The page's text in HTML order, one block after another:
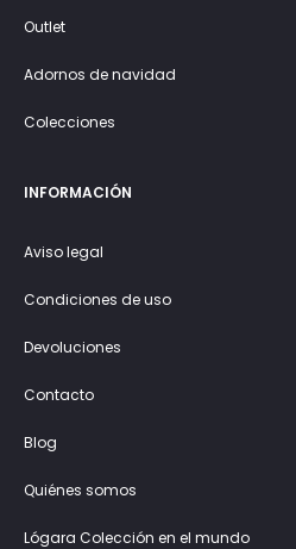
Outlet
Adornos de navidad
Colecciones
INFORMACIÓN
Aviso legal
Condiciones de uso
Devoluciones
Contacto
Blog
Quiénes somos
Lógara Colección en el mundo